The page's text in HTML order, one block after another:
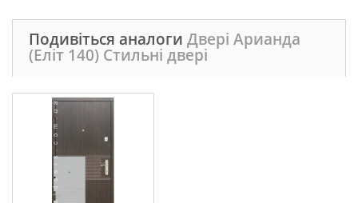
Подивіться аналоги Двері Арианда
(Еліт 140) Стильні двері